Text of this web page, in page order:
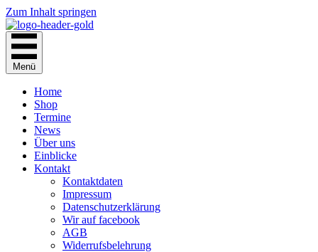
Zum Inhalt springen
Menü
Home
Shop
Termine
News
Über uns
Einblicke
Kontakt
Kontaktdaten
Impressum
Datenschutzerklärung
Wir auf facebook
AGB
Widerrufsbelehrung